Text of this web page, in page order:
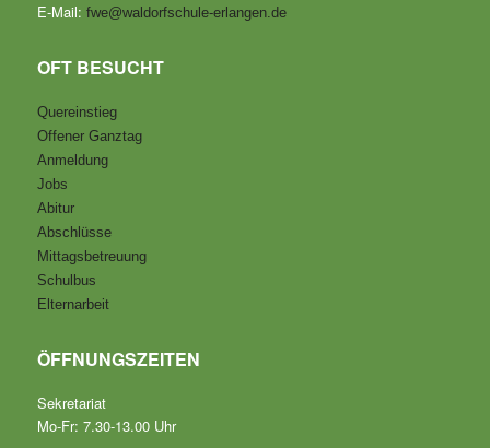
E-Mail: fwe@waldorfschule-erlangen.de
OFT BESUCHT
Quereinstieg
Offener Ganztag
Anmeldung
Jobs
Abitur
Abschlüsse
Mittagsbetreuung
Schulbus
Elternarbeit
ÖFFNUNGSZEITEN
Sekretariat
Mo-Fr: 7.30-13.00 Uhr